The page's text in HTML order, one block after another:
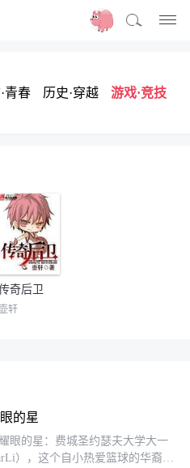
青春 历史·穿越
游戏·竞技
奇后卫
轩
的星
眼的星：费城圣约瑟夫大学大一
），这个自小热爱篮球的华裔少